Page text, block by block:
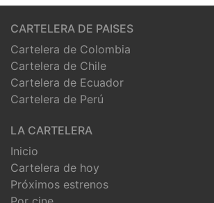
CARTELERA DE PAISES
Cartelera de Colombia
Cartelera de Chile
Cartelera de Ecuador
Cartelera de Perú
LA CARTELERA
Inicio
Cartelera de hoy
Próximos estrenos